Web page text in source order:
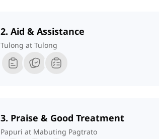
2. Aid & Assistance
Tulong at Tulong
3. Praise & Good Treatment
Papuri at Mabuting Pagtrato